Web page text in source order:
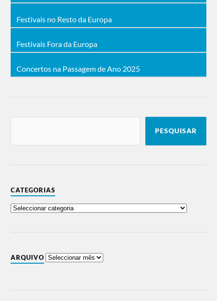
Festivais no Resto da Europa
Festivais Fora da Europa
Concertos na Passagem de Ano 2025
PESQUISAR
CATEGORIAS
ARQUIVO